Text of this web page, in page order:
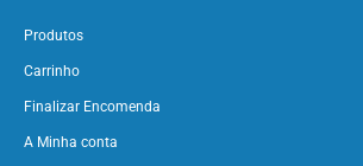
Produtos
Carrinho
Finalizar Encomenda
A Minha conta